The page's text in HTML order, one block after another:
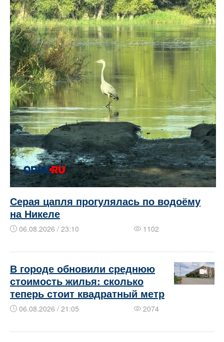
Серая цапля прогулялась по водоёму
на Никеле
06.08.2026 / 23:10 1102
В городе обновили среднюю
стоимость жилья: сколько
теперь стоит квадратный метр
06.08.2026 / 21:05 2074